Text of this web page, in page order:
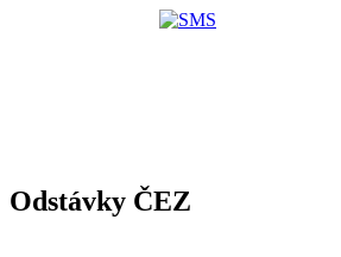
Odstávky ČEZ